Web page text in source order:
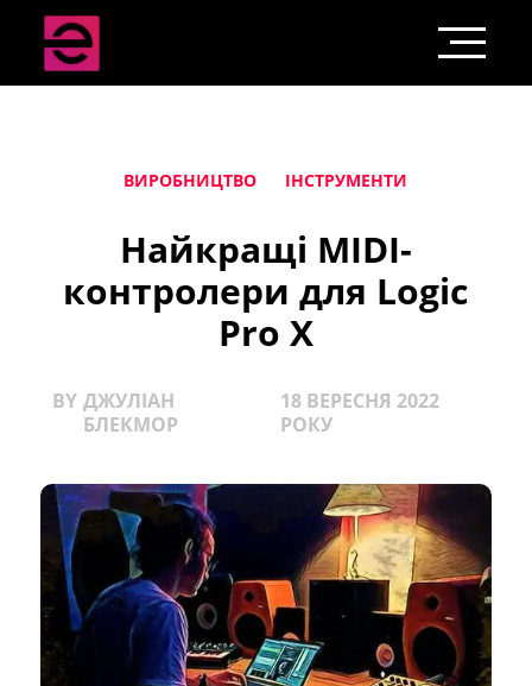
ВИРОБНИЦТВО ІНСТРУМЕНТИ
Найкращі MIDI-
контролери для Logic
Pro X
BY ДЖУЛІАН
БЛЕКМОР
18 ВЕРЕСНЯ 2022
РОКУ